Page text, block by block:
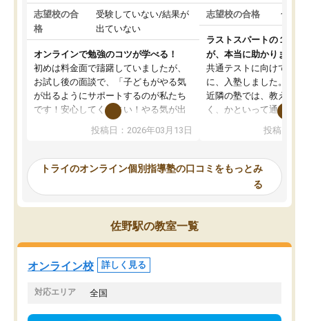
志望校の合
格
受験していない/結果が
出ていない
オンラインで勉強のコツが学べる！
初めは料金面で躊躇していましたが、
お試し後の面談で、「子どもがやる気
が出るようにサポートするのが私たち
です！安心してください！やる気が出
ないのは私たち講師の責任です」と言
ってくださり、確かに！と考えて、思
ったんですが、学生の先生から学ぶこ
み、徐々に成績が上がったらいいなと
思っていました。何が今足りないのか
を的確に指導いただき、子どももびっ
くりするほど楽しんでやる気を持って
塾を受けています。狙い通り、少しず
つ成績も上がり、苦手意識も無くなっ
てきたので、さらに苦手な数学も追加
でお願いしました。来年の高校受験に
投稿日：2026年03月13日
志望校の合格 合格
ラストスパートの１か月
が、本当に助かりました
共通テストに向けての追
に、入塾しました。田舎
近隣の塾では、教えても
く、かといって通うには
可能なので本当に助か
らないところをピンポイ
頂いて、とてもわかり
していました。一生を
スト、多少お金がかかっ
投稿日：
トライのオンライン個別指導塾の口コミをもっとみ
る
佐野駅の教室一覧
オンライン校 詳しく見る
対応エリア 全国